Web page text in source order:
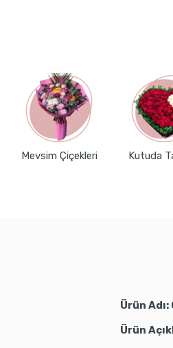
Mevsim Çiçekleri Kutuda
Ürün
Ürün